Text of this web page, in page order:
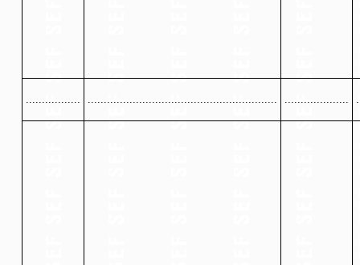
................. ........................................................... ....................